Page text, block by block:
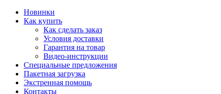
Новинки
Как купить
Как сделать заказ
Условия доставки
Гарантия на товар
Видео-инструкции
Специальные предложения
Пакетная загрузка
Экстренная помощь
Контакты